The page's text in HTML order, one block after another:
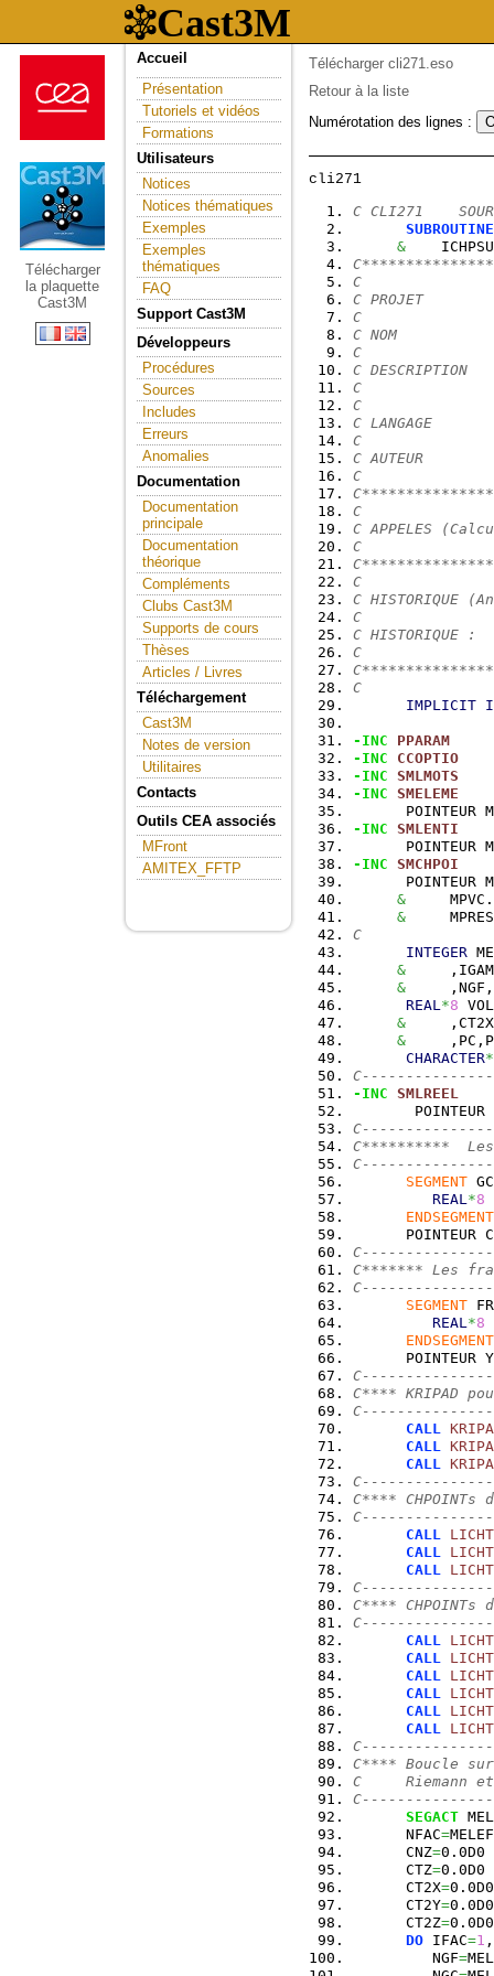
Télécharger
la plaquette
Cast3M
Accueil
Présentation
Tutoriels et vidéos
Formations
Utilisateurs
Notices
Notices thématiques
Exemples
Exemples
thématiques
FAQ
Support Cast3M
Développeurs
Procédures
Sources
Includes
Erreurs
Anomalies
Documentation
Documentation
principale
Documentation
théorique
Compléments
Clubs Cast3M
Supports de cours
Thèses
Articles / Livres
Téléchargement
Cast3M
Notes de version
Utilitaires
Contacts
Outils CEA associés
MFront
AMITEX_FFTP
Télécharger cli271.eso
Retour à la liste
Numérotation des lignes :
C CLI271
SUBROUTINE
&
C
C PROJET
C
C NOM
C
C
C
C
C LANGAGE
C
C AUTEUR
C
C
C APPELES
C
C
C HISTORIQUE
C
C HISTORIQUE :
C
C
IMPLICIT
-INC
PPARAM
-INC
CCOPTIO
-INC SMLMOTS
-INC SMELEME
POINTEUR
-INC SMLENTI
POINTEUR
-INC SMCHPOI
POINTEUR
&
     MPVC.
&
C
INTEGER
&
&
REAL *8
&
&
CHARACTER*
-INC SMLREEL
POINTEUR
C**********
SEGMENT
REAL *8
ENDSEGMENT
POINTEUR
C******* Les
SEGMENT
REAL *8
ENDSEGMENT
POINTEUR
C**** KRIPAD
CALL
CALL
CALL
C**** CHPOINTs
CALL
LICHT
CALL
LICHT
CALL
LICHT
C**** CHPOINTs
CALL
LICHT
CALL
LICHT
CALL
LICHT
CALL
LICHT
CALL
LICHT
CALL
LICHT
C**** Boucle
C     Riemann
SEGACT
      NFAC
=
      CNZ
=0.0D0
      CTZ
=0.0D0
      CT2X
=0.0D0
      CT2Y
=0.0D0
      CT2Z
=0.0D0
DO IFAC=1
         NGF
=